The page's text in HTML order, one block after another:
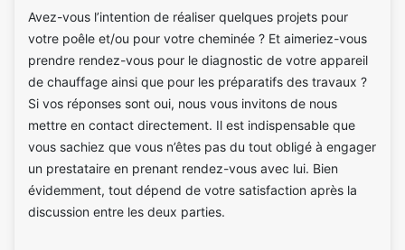
Avez-vous l’intention de réaliser quelques projets pour
votre poêle et/ou pour votre cheminée ? Et aimeriez-vous
prendre rendez-vous pour le diagnostic de votre appareil
de chauffage ainsi que pour les préparatifs des travaux ?
Si vos réponses sont oui, nous vous invitons de nous
mettre en contact directement. Il est indispensable que
vous sachiez que vous n’êtes pas du tout obligé à engager
un prestataire en prenant rendez-vous avec lui. Bien
évidemment, tout dépend de votre satisfaction après la
discussion entre les deux parties.